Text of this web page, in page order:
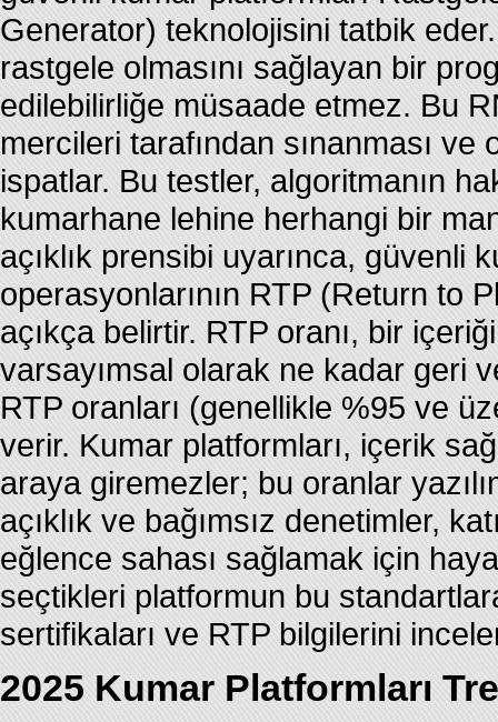
Generator) teknolojisini tatbik
rastgele olmasını sağlayan bir
edilebilirliğe müsaade etmez. Bu
mercileri tarafından sınanması
ispatlar. Bu testler, algoritmanın
kumarhane lehine herhangi bir
açıklık prensibi uyarınca, güvenli
operasyonlarının RTP (Return to
açıkça belirtir. RTP oranı, bir
varsayımsal olarak ne kadar geri
RTP oranları (genellikle %95 ve
verir. Kumar platformları, içerik
araya giremezler; bu oranlar
açıklık ve bağımsız denetimler,
eğlence sahası sağlamak için
seçtikleri platformun bu
sertifikaları ve RTP bilgilerini
2025 Kumar Platformları